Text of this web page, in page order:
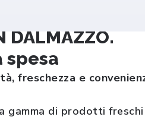
DALMAZZO.
spesa
freschezza e
gamma di prodotti